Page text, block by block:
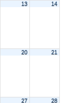
13 14
20 21
27 28